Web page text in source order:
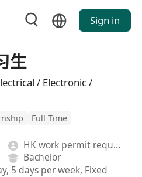
Sign in
生
/ Electronic /
Full Time
HK work permit required
Bachelor
5 days per week, Fixed